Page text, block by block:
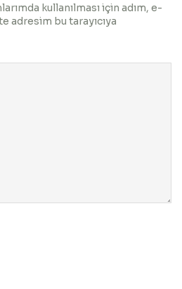
kullanılması için adım, e-
adresim bu tarayıcıya